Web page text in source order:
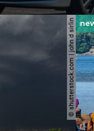
© shutterstock.com | john d sirlin